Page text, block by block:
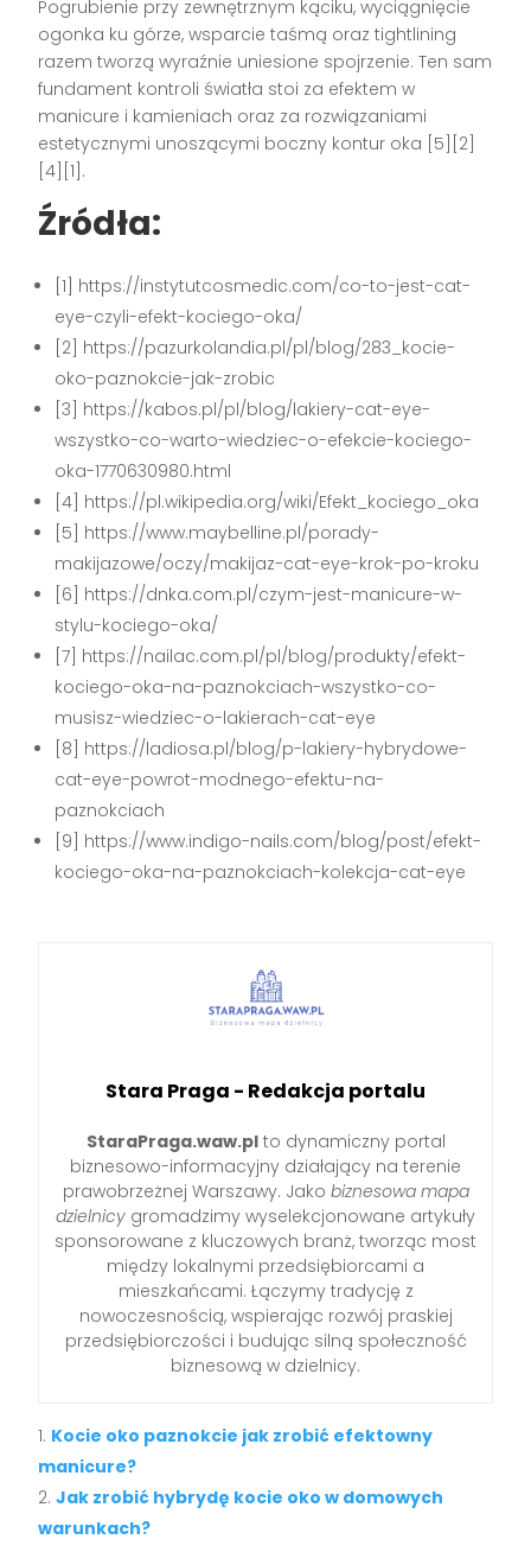
Pogrubienie przy zewnętrznym kąciku, wyciągnięcie
ogonka ku górze, wsparcie taśmą oraz tightlining
razem tworzą wyraźnie uniesione spojrzenie. Ten sam
fundament kontroli światła stoi za efektem w
manicure i kamieniach oraz za rozwiązaniami
estetycznymi unoszącymi boczny kontur oka [5][2]
[4][1].
Źródła:
[1] https://instytutcosmedic.com/co-to-jest-cat-
eye-czyli-efekt-kociego-oka/
[2] https://pazurkolandia.pl/pl/blog/283_kocie-
oko-paznokcie-jak-zrobic
[3] https://kabos.pl/pl/blog/lakiery-cat-eye-
wszystko-co-warto-wiedziec-o-efekcie-kociego-
oka-1770630980.html
[4] https://pl.wikipedia.org/wiki/Efekt_kociego_oka
[5] https://www.maybelline.pl/porady-
makijazowe/oczy/makijaz-cat-eye-krok-po-kroku
[6] https://dnka.com.pl/czym-jest-manicure-w-
stylu-kociego-oka/
[7] https://nailac.com.pl/pl/blog/produkty/efekt-
kociego-oka-na-paznokciach-wszystko-co-
musisz-wiedziec-o-lakierach-cat-eye
[8] https://ladiosa.pl/blog/p-lakiery-hybrydowe-
cat-eye-powrot-modnego-efektu-na-
paznokciach
[9] https://www.indigo-nails.com/blog/post/efekt-
kociego-oka-na-paznokciach-kolekcja-cat-eye
Stara Praga - Redakcja portalu
StaraPraga.waw.plto dynamiczny portal
biznesowo-informacyjny działający na terenie
prawobrzeżnej Warszawy. Jako biznesowa mapa
dzielnicy gromadzimy wyselekcjonowane artykuły
sponsorowane z kluczowych branż, tworząc most
między lokalnymi przedsiębiorcami a
mieszkańcami. Łączymy tradycję z
nowoczesnością, wspierając rozwój praskiej
przedsiębiorczości i budując silną społeczność
biznesową w dzielnicy.
Kocie oko paznokcie jak zrobić efektowny
manicure?
Jak zrobić hybrydę kocie oko w domowych
warunkach?